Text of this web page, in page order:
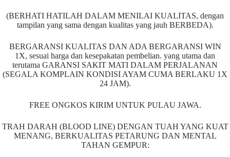
(BERHATI HATILAH DALAM MENILAI KUALITAS, dengan
tampilan yang sama dengan kualitas yang jauh BERBEDA).
BERGARANSI KUALITAS DAN ADA BERGARANSI WIN
1X, sesuai harga dan kesepakatan pembelian. yang utama dan
terutama GARANSI SAKIT MATI DALAM PERJALANAN
(SEGALA KOMPLAIN KONDISI AYAM CUMA BERLAKU 1X
24 JAM).
FREE ONGKOS KIRIM UNTUK PULAU JAWA.
TRAH DARAH (BLOOD LINE) DENGAN TUAH YANG KUAT
MENANG, BERKUALITAS PETARUNG DAN MENTAL
TAHAN GEMPUR: